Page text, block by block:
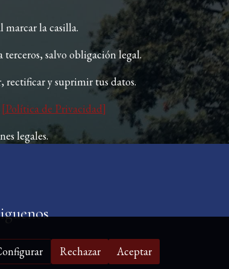
la casilla.
terceros, salvo obligación legal.
rectificar y suprimir tus datos.
[Política de Privacidad]
legales.
Rechazar Aceptar